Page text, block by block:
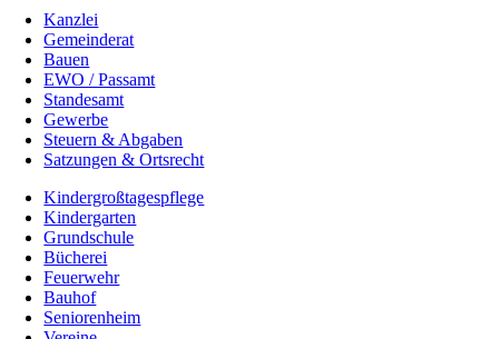
Kanzlei
Gemeinderat
Bauen
EWO / Passamt
Standesamt
Gewerbe
Steuern & Abgaben
Satzungen & Ortsrecht
Kindergroßtagespflege
Kindergarten
Grundschule
Bücherei
Feuerwehr
Bauhof
Seniorenheim